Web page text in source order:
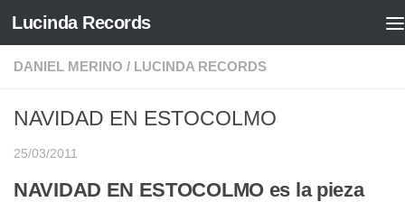
Saltar al contenido
Lucinda Records
DANIEL MERINO / LUCINDA RECORDS
NAVIDAD EN ESTOCOLMO
25/03/2011
NAVIDAD EN ESTOCOLMO es la pieza